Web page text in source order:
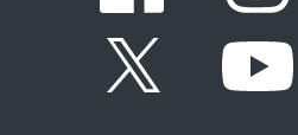
Twitter